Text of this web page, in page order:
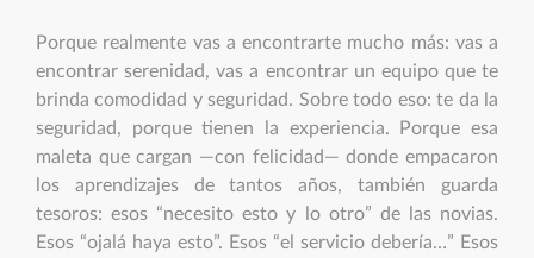
Porque realmente vas a encontrarte mucho más: vas a
encontrar serenidad, vas a encontrar un equipo que te
brinda comodidad y seguridad. Sobre todo eso: te da la
seguridad, porque tienen la experiencia. Porque esa
maleta que cargan —con felicidad— donde empacaron
los aprendizajes de tantos años, también guarda
tesoros: esos “necesito esto y lo otro” de las novias.
Esos “ojalá haya esto”. Esos “el servicio debería…” Esos